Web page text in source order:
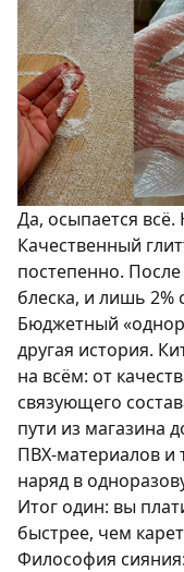
Да, осыпается всё.
Качественный
постепенно.
блеска, и лишь 2%
Бюджетный
другая история.
на всём: от
связующего
пути из магазина
ПВХ-материалов и
наряд в
Итог один: вы
быстрее, чем
Философия